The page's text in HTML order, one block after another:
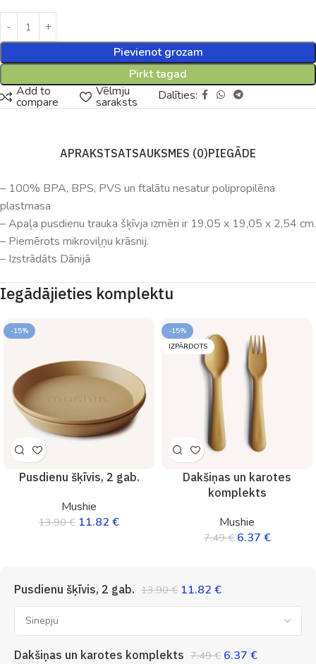
Pievienot grozam
Pirkt tagad
Add to
compare
Vēlmju
saraksts Dalīties:
APRAKSTSATSAUKSMES (0)PIEGĀDE
– 100% BPA, BPS, PVS un ftalātu nesatur polipropilēna
plastmasa
– Apaļa pusdienu trauka šķīvja izmēri ir 19,05 x 19,05 x 2,54 cm.
– Piemērots mikroviļņu krāsnij.
– Izstrādāts Dānijā
Iegādājieties komplektu
-15%
Pusdienu šķīvis, 2 gab.
Mushie
13.90€ 11.82 €
-15%
IZPĀRDOTS
Dakšiņas un karotes
komplekts
Mushie
7.49€ 6.37 €
Pusdienu šķīvis, 2 gab. 13.90€ 11.82 €
Dakšiņas un karotes komplekts 7.49€ 6.37 €